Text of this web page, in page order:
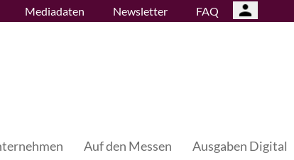
Mediadaten Newsletter FAQ
Auf den Messen Ausgaben Digital